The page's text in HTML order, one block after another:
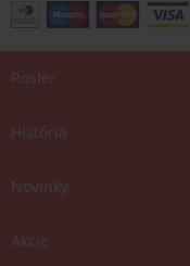
Rosler
História
Novinky
Akcie